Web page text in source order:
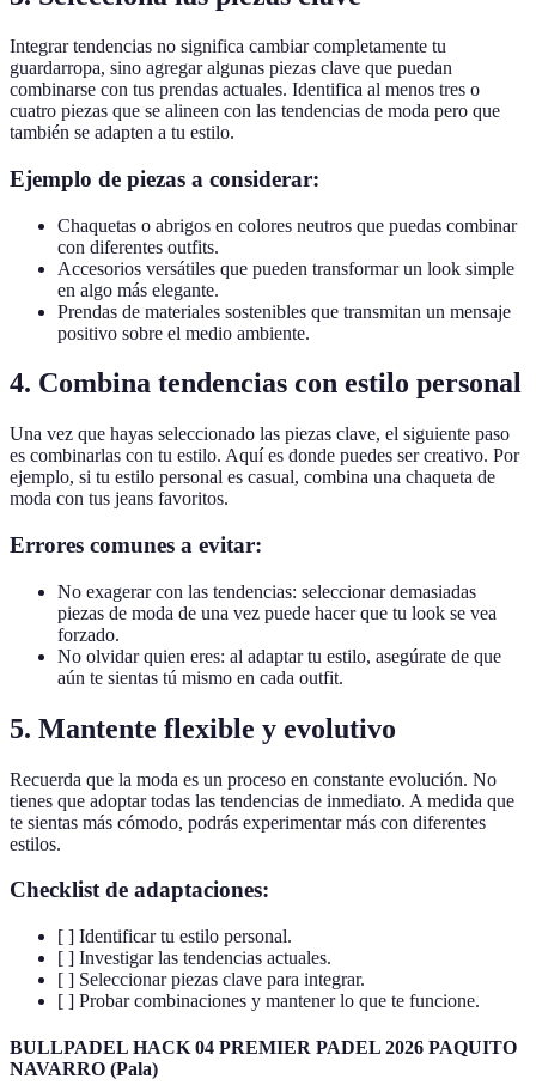
Integrar tendencias no significa cambiar completamente tu
guardarropa, sino agregar algunas piezas clave que puedan
combinarse con tus prendas actuales. Identifica al menos tres o
cuatro piezas que se alineen con las tendencias de moda pero que
también se adapten a tu estilo.
Ejemplo de piezas a considerar:
Chaquetas o abrigos en colores neutros que puedas combinar
con diferentes outfits.
Accesorios versátiles que pueden transformar un look simple
en algo más elegante.
Prendas de materiales sostenibles que transmitan un mensaje
positivo sobre el medio ambiente.
4. Combina tendencias con estilo personal
Una vez que hayas seleccionado las piezas clave, el siguiente paso
es combinarlas con tu estilo. Aquí es donde puedes ser creativo. Por
ejemplo, si tu estilo personal es casual, combina una chaqueta de
moda con tus jeans favoritos.
Errores comunes a evitar:
No exagerar con las tendencias: seleccionar demasiadas
piezas de moda de una vez puede hacer que tu look se vea
forzado.
No olvidar quien eres: al adaptar tu estilo, asegúrate de que
aún te sientas tú mismo en cada outfit.
5. Mantente flexible y evolutivo
Recuerda que la moda es un proceso en constante evolución. No
tienes que adoptar todas las tendencias de inmediato. A medida que
te sientas más cómodo, podrás experimentar más con diferentes
estilos.
Checklist de adaptaciones:
[ ] Identificar tu estilo personal.
[ ] Investigar las tendencias actuales.
[ ] Seleccionar piezas clave para integrar.
[ ] Probar combinaciones y mantener lo que te funcione.
BULLPADEL HACK 04 PREMIER PADEL 2026 PAQUITO
NAVARRO (Pala)